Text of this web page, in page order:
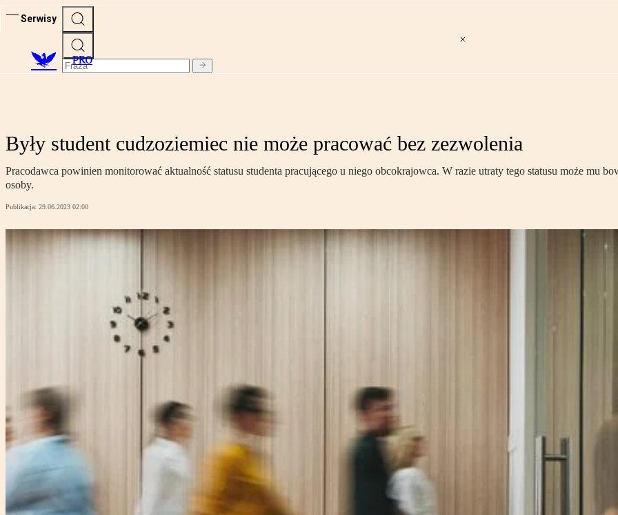
Serwisy
PRO
Były student cudzoziemiec nie może pracować bez zezwolenia
Pracodawca powinien monitorować aktualność statusu studenta pracującego u niego obcokrajowca. W razie utraty tego statusu może mu
osoby.
Publikacja: 29.06.2023 02:00